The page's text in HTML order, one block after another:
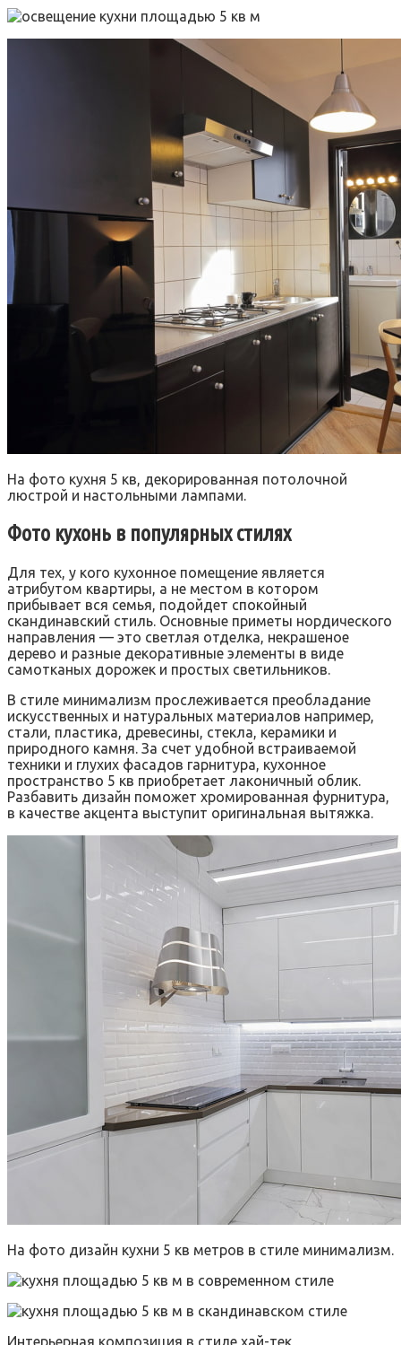
На фото кухня 5 кв, декорированная потолочной
люстрой и настольными лампами.
Фото кухонь в популярных стилях
Для тех, у кого кухонное помещение является
атрибутом квартиры, а не местом в котором
прибывает вся семья, подойдет спокойный
скандинавский стиль. Основные приметы нордического
направления — это светлая отделка, некрашеное
дерево и разные декоративные элементы в виде
самотканых дорожек и простых светильников.
В стиле минимализм прослеживается преобладание
искусственных и натуральных материалов например,
стали, пластика, древесины, стекла, керамики и
природного камня. За счет удобной встраиваемой
техники и глухих фасадов гарнитура, кухонное
пространство 5 кв приобретает лаконичный облик.
Разбавить дизайн поможет хромированная фурнитура,
в качестве акцента выступит оригинальная вытяжка.
На фото дизайн кухни 5 кв метров в стиле минимализм.
Интерьерная композиция в стиле хай-тек